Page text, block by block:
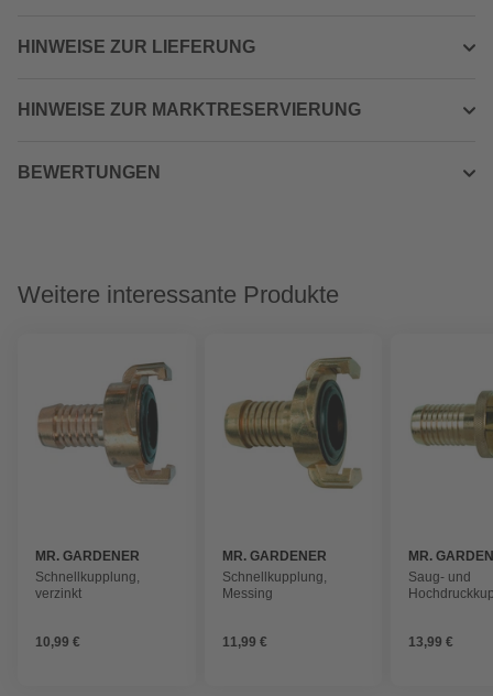
HINWEISE ZUR LIEFERUNG
HINWEISE ZUR MARKTRESERVIERUNG
BEWERTUNGEN
Weitere interessante Produkte
MR. GARDENER
Schnellkupplung,
verzinkt
10,99 €
MR. GARDENER
Schnellkupplung,
Messing
11,99 €
MR.
Saug- und
13,99 €